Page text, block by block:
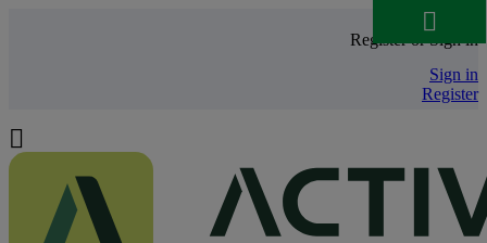
Register or Sign in
Sign in
Register

